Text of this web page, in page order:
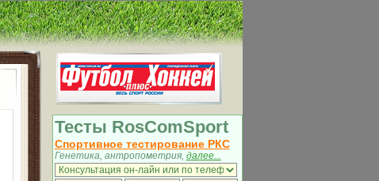
Тесты RosComSport
Спортивное тестирование РКС
Генетика, антропометрия, далее...